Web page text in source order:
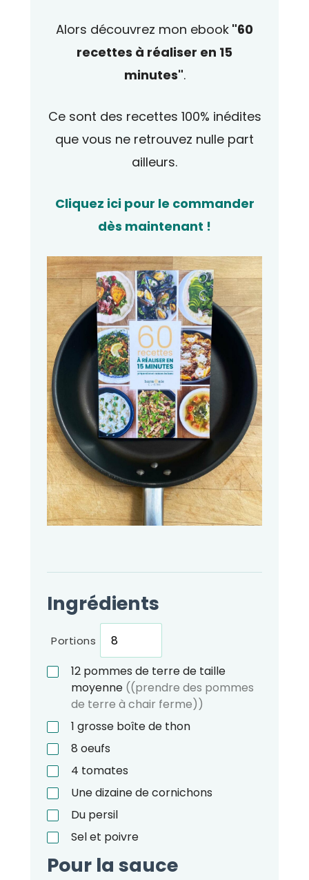
Alors découvrez mon ebook "60
recettes à réaliser en 15
minutes".
Ce sont des recettes 100% inédites
que vous ne retrouvez nulle part
ailleurs.
Cliquez ici pour le commander
dès maintenant !
Ingrédients
Portions
12 pommes de terre de taille
moyenne ((prendre des pommes
de terre à chair ferme))
1 grosse boîte de thon
8 oeufs
4 tomates
Une dizaine de cornichons
Du persil
Sel et poivre
Pour la sauce